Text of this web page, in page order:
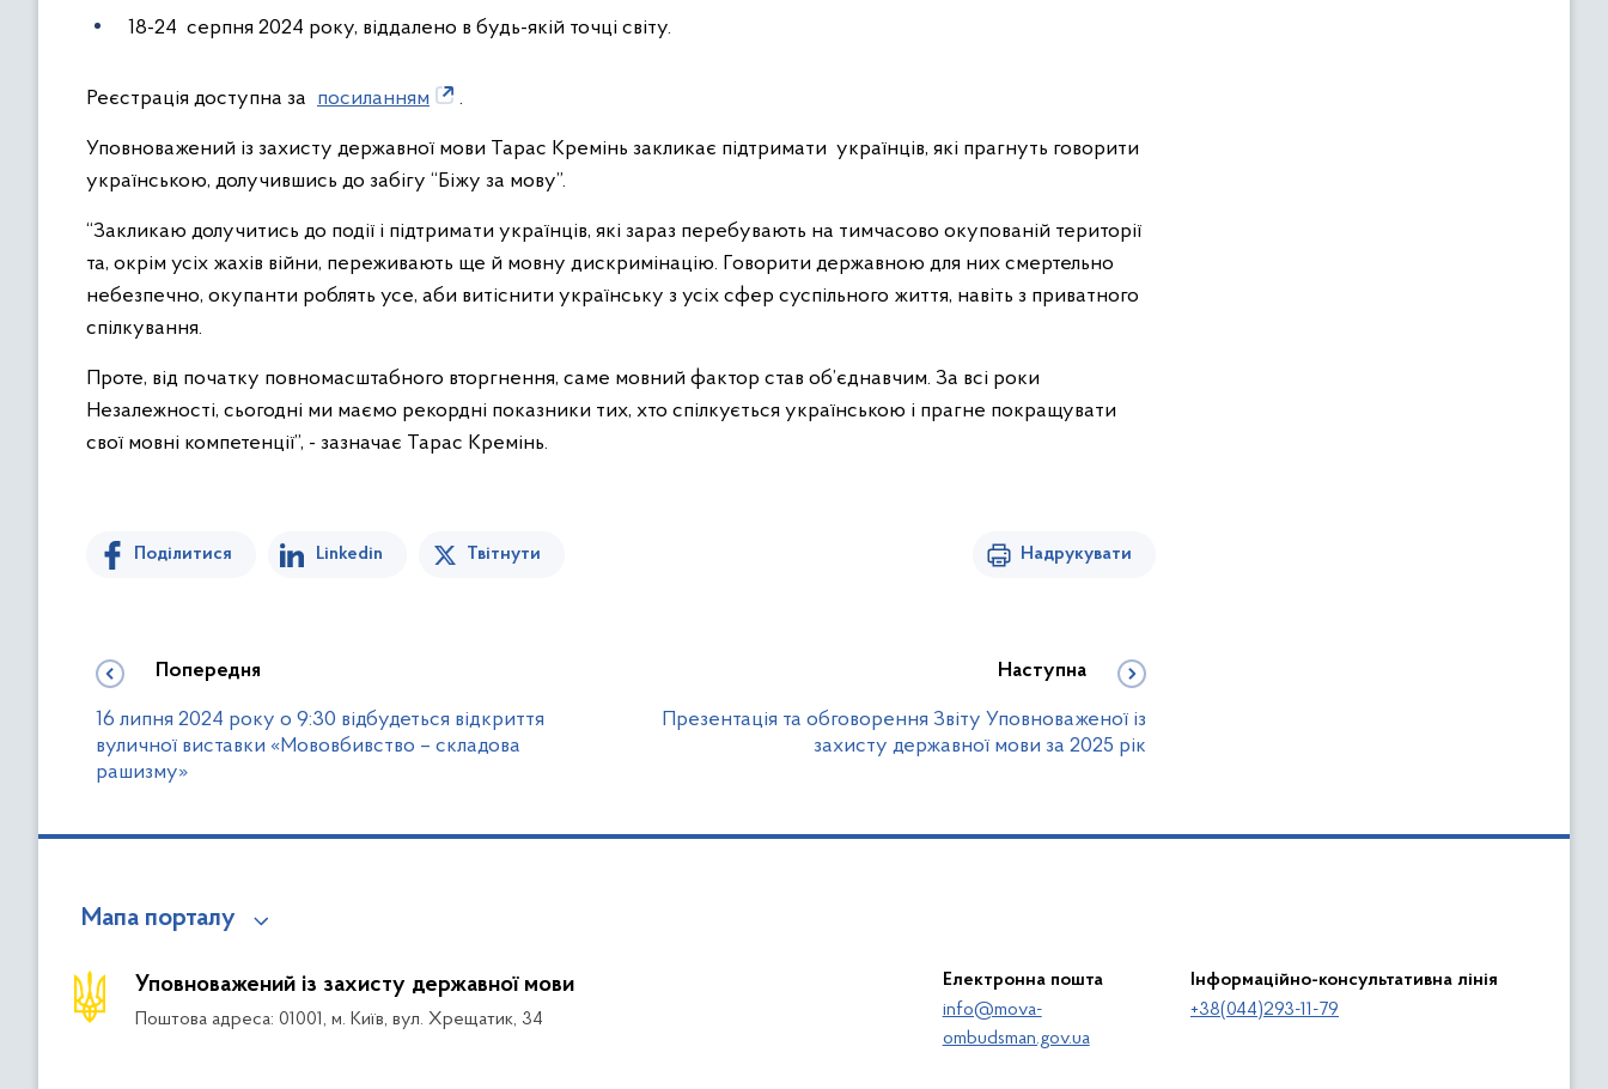
18-24 серпня 2024 року, віддалено в будь-якій точці світу.
Реєстрація доступна за посиланням .
Уповноважений із захисту державної мови Тарас Кремінь закликає підтримати українців, які прагнуть говорити
українською, долучившись до забігу “Біжу за мову”.
“Закликаю долучитись до події і підтримати українців, які зараз перебувають на тимчасово окупованій території
та, окрім усіх жахів війни, переживають ще й мовну дискримінацію. Говорити державною для них смертельно
небезпечно, окупанти роблять усе, аби витіснити українську з усіх сфер суспільного життя, навіть з приватного
спілкування.
Проте, від початку повномасштабного вторгнення, саме мовний фактор став об’єднавчим. За всі роки
Незалежності, сьогодні ми маємо рекордні показники тих, хто спілкується українською і прагне покращувати
свої мовні компетенції”, - зазначає Тарас Кремінь.
Поділитися Linkedin Твітнути Надрукувати
Попередня
16 липня 2024 року о 9:30 відбудеться відкриття
вуличної виставки «Мововбивство – складова
рашизму»
Наступна
Презентація та обговорення Звіту Уповноваженої із
захисту державної мови за 2025 рік
Мапа порталу
Уповноважений із захисту державної мови
Поштова адреса: 01001, м. Київ, вул. Хрещатик, 34
Електронна пошта
info@mova-
ombudsman.gov.ua
Інформаційно-консультативна лінія
+38(044)293-11-79